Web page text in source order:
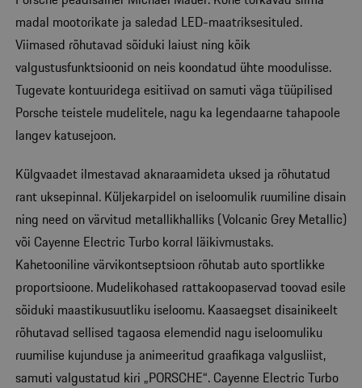
madal mootorikate ja saledad LED-maatriksesituled.
Viimased rõhutavad sõiduki laiust ning kõik
valgustusfunktsioonid on neis koondatud ühte moodulisse.
Tugevate kontuuridega esitiivad on samuti väga tüüpilised
Porsche teistele mudelitele, nagu ka legendaarne tahapoole
langev katusejoon.
Külgvaadet ilmestavad aknaraamideta uksed ja rõhutatud
rant uksepinnal. Küljekarpidel on iseloomulik ruumiline disain
ning need on värvitud metallikhalliks (Volcanic Grey Metallic)
või Cayenne Electric Turbo korral läikivmustaks.
Kahetooniline värvikontseptsioon rõhutab auto sportlikke
proportsioone. Mudelikohased rattakoopaservad toovad esile
sõiduki maastikusuutliku iseloomu. Kaasaegset disainikeelt
rõhutavad sellised tagaosa elemendid nagu iseloomuliku
ruumilise kujunduse ja animeeritud graafikaga valgusliist,
samuti valgustatud kiri „PORSCHE“. Cayenne Electric Turbo